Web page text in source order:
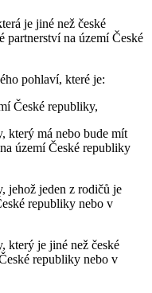
je jiné než české
partnerství na území České
pohlaví, které je:
České republiky,
který má nebo bude mít
území České republiky
jehož jeden z rodičů je
republiky nebo v
který je jiné než české
republiky nebo v